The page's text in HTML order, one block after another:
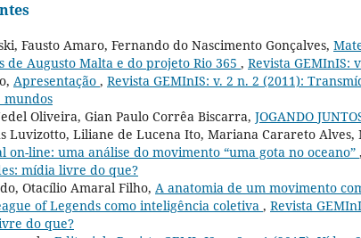
Fausto Amaro, Fernando do Nascimento Gonçalves,
de Augusto Malta e do projeto Rio 365 , Revista GEMInIS:
Apresentação , Revista GEMInIS: v. 2 n. 2 (2011):
mundos
Oliveira, Gian Paulo Corrêa Biscarra, JOGANDO
Luvizotto, Liliane de Lucena Ito, Mariana Carareto
on-line: uma análise do movimento “uma gota no oceano” ,
mídia livre do que?
Otacílio Amaral Filho, A anatomia de um movimento
of Legends como inteligência coletiva , Revista
do que?